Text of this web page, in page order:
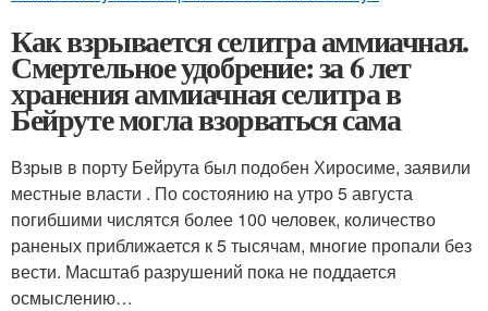
Как взрывается селитра аммиачная.
Смертельное удобрение: за 6 лет
хранения аммиачная селитра в
Бейруте могла взорваться сама
Взрыв в порту Бейрута был подобен Хиросиме, заявили
местные власти . По состоянию на утро 5 августа
погибшими числятся более 100 человек, количество
раненых приближается к 5 тысячам, многие пропали без
вести. Масштаб разрушений пока не поддается
осмыслению…